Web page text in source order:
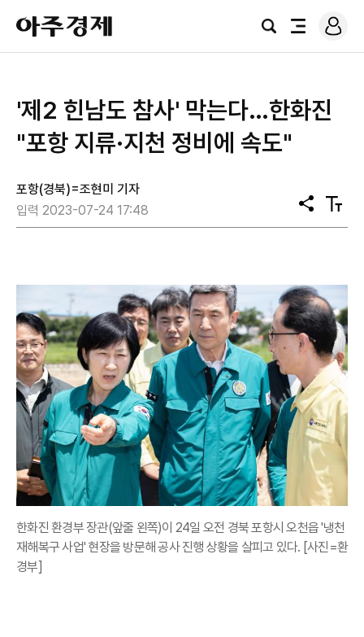
아
주
경
검
전
로
그
'제2 힌남도 참사' 막는다…한화진
"포항 지류·지천 정비에 속도"
포항(경북)=조현미 기자
입력 2023-07-24 17:48
공
유
텍
스
한화진 환경부 장관(앞줄 왼쪽)이 24일 오전 경북 포항시 오천읍 '냉천
재해복구 사업' 현장을 방문해 공사 진행 상황을 살피고 있다. [사진=환
경부]